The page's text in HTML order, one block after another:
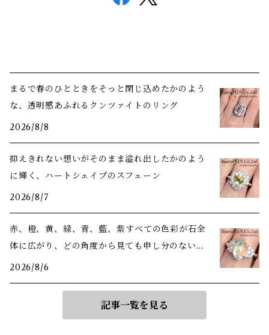
まるで春のひとときをそっと閉じ込めたかのよう
な、透明感あふれるクンツァイトのリング
2026/8/8
抑えきれない想いがそのまま溢れ出したかのよう
に輝く、ハートシェイプのスフェーン
2026/8/7
赤、橙、黄、緑、青、藍、紫――すべての色彩が石全
体に広がり、どの角度から見ても申し分のない美
しさ
2026/8/6
記事一覧を見る